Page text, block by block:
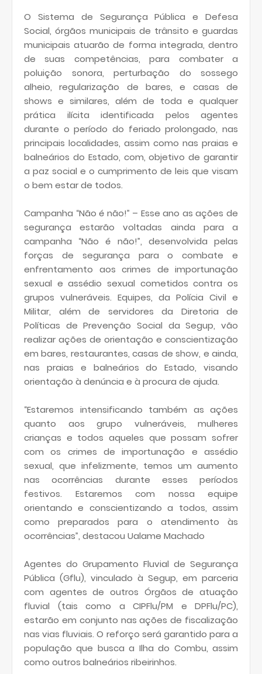
O Sistema de Segurança Pública e Defesa
Social, órgãos municipais de trânsito e guardas
municipais atuarão de forma integrada, dentro
de suas competências, para combater a
poluição sonora, perturbação do sossego
alheio, regularização de bares, e casas de
shows e similares, além de toda e qualquer
prática ilícita identificada pelos agentes
durante o período do feriado prolongado, nas
principais localidades, assim como nas praias e
balneários do Estado, com, objetivo de garantir
a paz social e o cumprimento de leis que visam
o bem estar de todos.
Campanha “Não é não!” – Esse ano as ações de
segurança estarão voltadas ainda para a
campanha “Não é não!”, desenvolvida pelas
forças de segurança para o combate e
enfrentamento aos crimes de importunação
sexual e assédio sexual cometidos contra os
grupos vulneráveis. Equipes, da Polícia Civil e
Militar, além de servidores da Diretoria de
Políticas de Prevenção Social da Segup, vão
realizar ações de orientação e conscientização
em bares, restaurantes, casas de show, e ainda,
nas praias e balneários do Estado, visando
orientação à denúncia e à procura de ajuda.
“Estaremos intensificando também as ações
quanto aos grupo vulneráveis, mulheres
crianças e todos aqueles que possam sofrer
com os crimes de importunação e assédio
sexual, que infelizmente, temos um aumento
nas ocorrências durante esses períodos
festivos. Estaremos com nossa equipe
orientando e conscientizando a todos, assim
como preparados para o atendimento às
ocorrências”, destacou Ualame Machado
Agentes do Grupamento Fluvial de Segurança
Pública (Gflu), vinculado à Segup, em parceria
com agentes de outros Órgãos de atuação
fluvial (tais como a CIPFlu/PM e DPFlu/PC),
estarão em conjunto nas ações de fiscalização
nas vias fluviais. O reforço será garantido para a
população que busca a Ilha do Combu, assim
como outros balneários ribeirinhos.